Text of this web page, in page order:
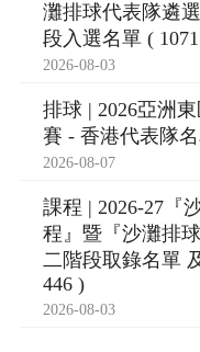
灘排球代表隊遴
段入選名單 (
2026-08-03
排球 | 2026亞洲
賽 - 香港代表隊
2026-08-07
課程 | 2026-27『
程』暨『沙灘排
二階段取錄名單
446 )
2026-08-03